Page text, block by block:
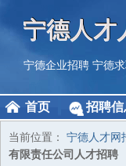
宁德人才
宁德企业招聘 宁德
首页 招聘信
当前位置： 宁德人才网
有限责任公司人才招聘